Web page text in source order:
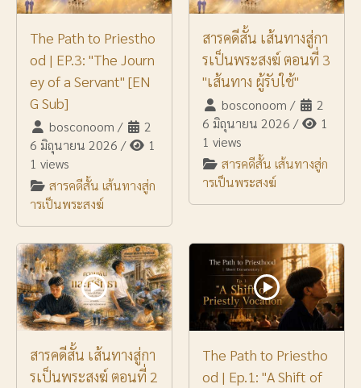
The Path to Priestho
od | EP.3: "The Journ
ey of a Servant" [EN
G Sub]
bosconoom /
2
6 มิถุนายน 2026 /
1
1 views
สารคดีสั้น เส้นทางสู่ก
ารเป็นพระสงฆ์
สารคดีสั้น เส้นทางสู่กา
รเป็นพระสงฆ์ ตอนที่ 3
"เส้นทาง ผู้รับใช้"
bosconoom /
2
6 มิถุนายน 2026 /
1
1 views
สารคดีสั้น เส้นทางสู่ก
ารเป็นพระสงฆ์
สารคดีสั้น เส้นทางสู่กา
รเป็นพระสงฆ์ ตอนที่ 2
The Path to Priestho
od | Ep.1: "A Shift of